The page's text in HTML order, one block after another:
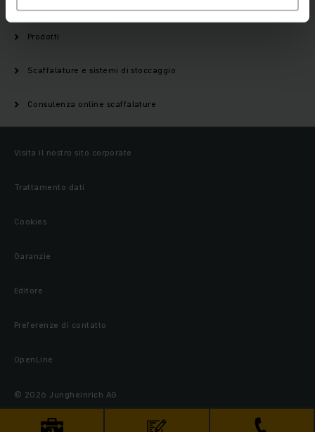
Prodotti
Scaffalature e sistemi di stoccaggio
Consulenza online scaffalature
Visita il nostro sito corporate
Trattamento dati
Cookies
Garanzie
Editore
Preferenze di contatto
OpenLine
© 2026 Jungheinrich AG